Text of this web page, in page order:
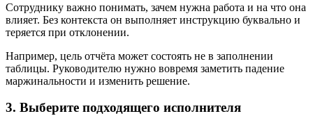
Сотруднику важно понимать, зачем нужна работа и на что она
влияет. Без контекста он выполняет инструкцию буквально и
теряется при отклонении.
Например, цель отчёта может состоять не в заполнении
таблицы. Руководителю нужно вовремя заметить падение
маржинальности и изменить решение.
3. Выберите подходящего исполнителя